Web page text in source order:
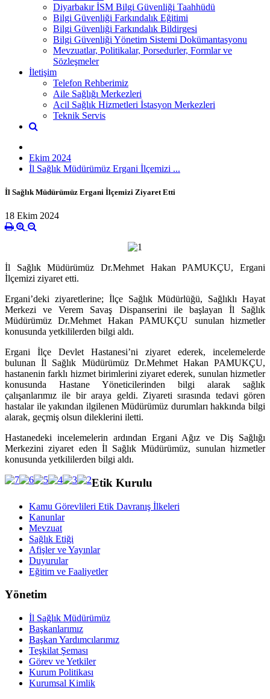
Diyarbakır İSM Bilgi Güvenliği Taahhüdü
Bilgi Güvenliği Farkındalık Eğitimi
Bilgi Güvenliği Farkındalık Bildirgesi
Bilgi Güvenliği Yönetim Sistemi Dokümantasyonu
Mevzuatlar, Politikalar, Porsedurler, Formlar ve
Sözleşmeler
İletişim
Telefon Rehberimiz
Aile Sağlığı Merkezleri
Acil Sağlık Hizmetleri İstasyon Merkezleri
Teknik Servis
Ekim 2024
İl Sağlık Müdürümüz Ergani İlçemizi ...
İl Sağlık Müdürümüz Ergani İlçemizi Ziyaret Etti
18 Ekim 2024
İl Sağlık Müdürümüz Dr.Mehmet Hakan PAMUKÇU, Ergani
İlçemizi ziyaret etti.
Ergani’deki ziyaretlerine; İlçe Sağlık Müdürlüğü, Sağlıklı Hayat
Merkezi ve Verem Savaş Dispanserini ile başlayan İl Sağlık
Müdürümüz Dr.Mehmet Hakan PAMUKÇU sunulan hizmetler
konusunda yetkililerden bilgi aldı.
Ergani İlçe Devlet Hastanesi’ni ziyaret ederek, incelemelerde
bulunan İl Sağlık Müdürümüz Dr.Mehmet Hakan PAMUKÇU,
hastanenin farklı hizmet birimlerini ziyaret ederek, sunulan hizmetler
konusunda Hastane Yöneticilerinden bilgi alarak sağlık
çalışanlarımız ile bir araya geldi. Ziyareti sırasında tedavi gören
hastalar ile yakından ilgilenen Müdürümüz durumları hakkında bilgi
alarak, geçmiş olsun dileklerini iletti.
Hastanedeki incelemelerin ardından Ergani Ağız ve Diş Sağlığı
Merkezini ziyaret eden İl Sağlık Müdürümüz, sunulan hizmetler
konusunda yetkililerden bilgi aldı.
Etik Kurulu
Kamu Görevlileri Etik Davranış İlkeleri
Kanunlar
Mevzuat
Sağlık Etiği
Afişler ve Yayınlar
Duyurular
Eğitim ve Faaliyetler
Yönetim
İl Sağlık Müdürümüz
Başkanlarımız
Başkan Yardımcılarımız
Teşkilat Şeması
Görev ve Yetkiler
Kurum Politikası
Kurumsal Kimlik